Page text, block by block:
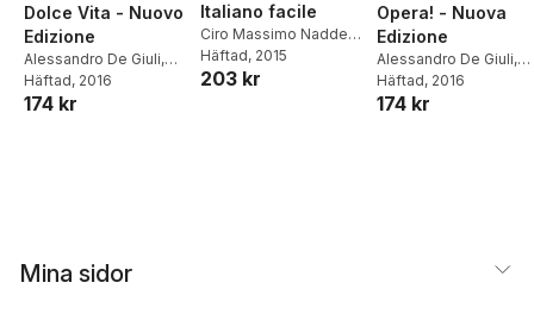
Dolce Vita - Nuovo
Edizione
Alessandro De Giuli,
Ciro Massimo Naddeo
Häftad, 2016
174 kr
Italiano facile
Ciro Massimo Naddeo ,
Alessandro De Giuli
Häftad, 2015
203 kr
Opera! - Nuova
Edizione
Alessandro De Giuli,
Ciro Massimo Naddeo
Häftad, 2016
174 kr
Mina sidor